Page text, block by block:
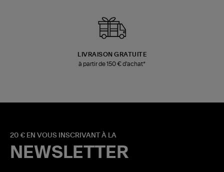
LIVRAISON GRATUITE
à partir de 150 € d'achat*
20 € EN VOUS INSCRIVANT À LA
NEWSLETTER